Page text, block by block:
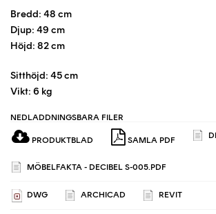
Bredd: 48 cm
Djup: 49 cm
Höjd: 82 cm
Sitthöjd: 45 cm
Vikt: 6 kg
NEDLADDNINGSBARA FILER
PRODUKTBLAD SAMLA PDF
MÖBELFAKTA - DECIBEL S-005.PDF
DWG ARCHICAD REVIT